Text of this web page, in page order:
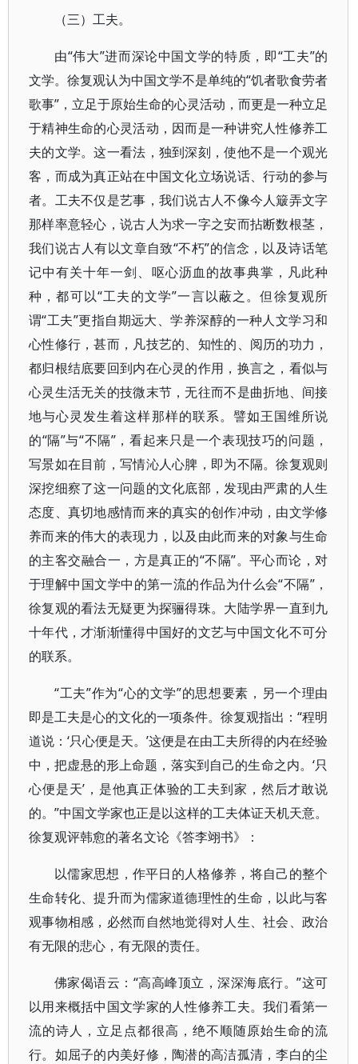
（三）工夫。
由“伟大”进而深论中国文学的特质，即“工夫”的
文学。徐复观认为中国文学不是单纯的“饥者歌食劳者
歌事”，立足于原始生命的心灵活动，而更是一种立足
于精神生命的心灵活动，因而是一种讲究人性修养工
夫的文学。这一看法，独到深刻，使他不是一个观光
客，而成为真正站在中国文化立场说话、行动的参与
者。工夫不仅是艺事，我们说古人不像今人簸弄文字
那样率意轻心，说古人为求一字之安而拈断数根茎，
我们说古人有以文章自致“不朽”的信念，以及诗话笔
记中有关十年一剑、呕心沥血的故事典掌，凡此种
种，都可以“工夫的文学”一言以蔽之。但徐复观所
谓“工夫”更指自期远大、学养深醇的一种人文学习和
心性修行，甚而，凡技艺的、知性的、阅历的功力，
都归根结底要回到内在心灵的作用，换言之，看似与
心灵生活无关的技微末节，无往而不是曲折地、间接
地与心灵发生着这样那样的联系。譬如王国维所说
的“隔”与“不隔”，看起来只是一个表现技巧的问题，
写景如在目前，写情沁人心脾，即为不隔。徐复观则
深挖细察了这一问题的文化底部，发现由严肃的人生
态度、真切地感情而来的真实的创作冲动，由文学修
养而来的伟大的表现力，以及由此而来的对象与生命
的主客交融合一，方是真正的“不隔”。平心而论，对
于理解中国文学中的第一流的作品为什么会“不隔”，
徐复观的看法无疑更为探骊得珠。大陆学界一直到九
十年代，才渐渐懂得中国好的文艺与中国文化不可分
的联系。
“工夫”作为“心的文学”的思想要素，另一个理由
即是工夫是心的文化的一项条件。徐复观指出：“程明
道说：‘只心便是天。’这便是在由工夫所得的内在经验
中，把虚悬的形上命题，落实到自己的生命之内。‘只
心便是天’，是他真正体验的工夫到家，然后才敢说
的。”中国文学家也正是以这样的工夫体证天机天意。
徐复观评韩愈的著名文论《答李翊书》：
以儒家思想，作平日的人格修养，将自己的整个
生命转化、提升而为儒家道德理性的生命，以此与客
观事物相感，必然而自然地觉得对人生、社会、政治
有无限的悲心，有无限的责任。
佛家偈语云：“高高峰顶立，深深海底行。”这可
以用来概括中国文学家的人性修养工夫。我们看第一
流的诗人，立足点都很高，绝不顺随原始生命的流
行。如屈子的内美好修，陶潜的高洁孤清，李白的尘